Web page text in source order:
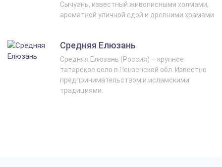
Сычуань, известный живописными холмами,
ароматной уличной едой и древними храмами
Средняя Елюзань
Средняя Елюзань (Россия) – крупное
татарское село в Пензенской обл. Известно
предпринимательством и исламскими
традициями.